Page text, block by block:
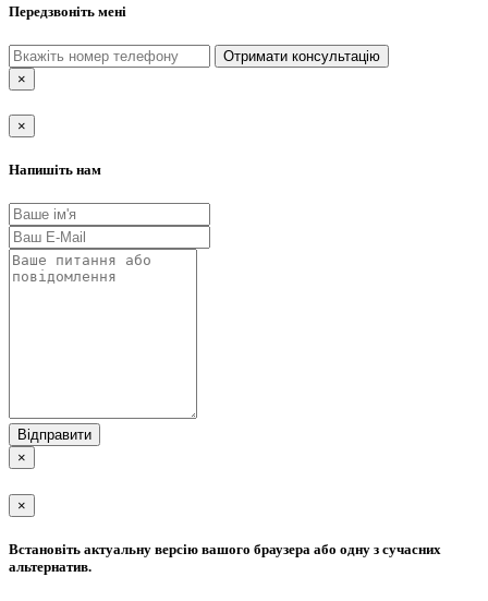
Передзвоніть мені
Отримати консультацію
×
×
Напишіть нам
Відправити
×
×
Встановіть актуальну версію вашого браузера або одну з сучасних
альтернатив.